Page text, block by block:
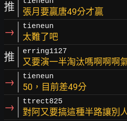
推 張月要贏唐49分才贏
→ tieneun
太難了吧
推 erring1127
又要演一半淘汰嗎啊啊啊
→ tieneun
50，目前差49分
→ ttrect825
對阿又要搞這種半路讓別